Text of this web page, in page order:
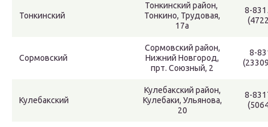
Тонкинский
Тонкинский район,
Тонкино, Трудовая,
17а
8-
Сормовский
Сормовский район,
Нижний Новгород,
прт. Союзный, 2
8-
Кулебакский
Кулебакский район,
Кулебаки, Ульянова,
20
8-